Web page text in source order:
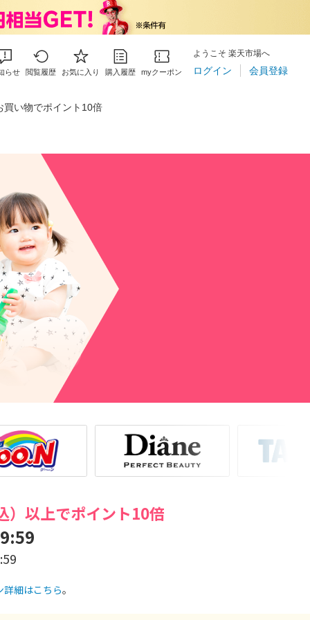
らせ 閲覧履歴 お気に入り 購入履歴 myクーポン
ようこそ 楽天市場へ
ログイン 会員登録
買い物でポイント10倍
）以上でポイント10倍
詳細はこちら。